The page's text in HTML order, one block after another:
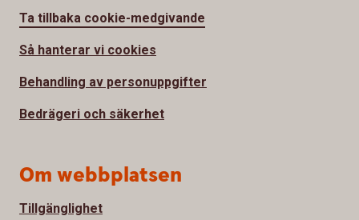
Ta tillbaka cookie-medgivande
Så hanterar vi cookies
Behandling av personuppgifter
Bedrägeri och säkerhet
Om webbplatsen
Tillgänglighet